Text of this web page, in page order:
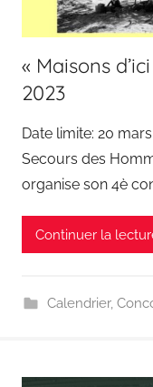
« Maisons
2023
Date limite: 20
Secours des
organise son 4è
Continuer la
Calendrier,